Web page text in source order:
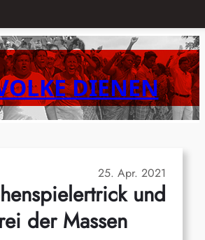
DIENEN
25. Apr. 2021
und
der Massen